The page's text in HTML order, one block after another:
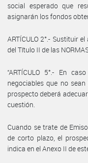
social esperado que
asignarán los fondos
ARTÍCULO 2°.- Sustituir
del Título II de las
“ARTÍCULO 5°.- En
negociables que no
prospecto deberá
cuestión.
Cuando se trate de
de corto plazo, el
indica en el Anexo II de